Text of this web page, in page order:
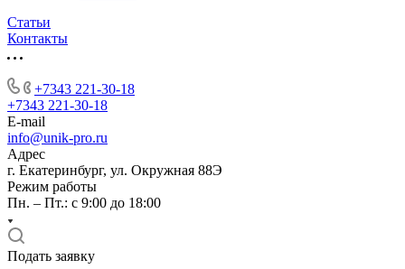
Статьи
Контакты
+7343 221-30-18
+7343 221-30-18
E-mail
info@unik-pro.ru
Адрес
г. Екатеринбург, ул. Окружная 88Э
Режим работы
Пн. – Пт.: с 9:00 до 18:00
Подать заявку